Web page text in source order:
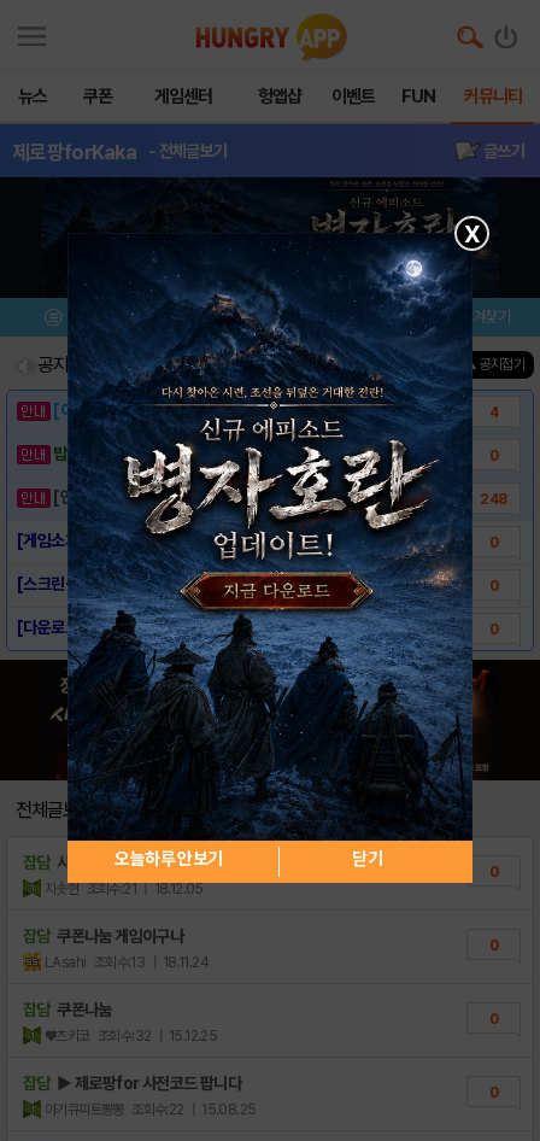
뉴스 쿠폰 게임센터 헝앱샵 이벤트 FUN 커뮤니티
제로팡forKaka - 전체글보기 글쓰기
메뉴 이벤트/미션 설치/평가 즐겨찾기
공지사항 진행중인 이벤트 0건 ▲ 공지접기
[이벤트] 웃음으로 매일매일 해피! 유머 게시.. 4
밥알이의 헝앱통신 ⑲ “밥알이, 드디어 멀티를.. 0
[안내] 헝그리앱 필수 상식! 밥알 획득 안내.. 248
[게임소개] - 제로팡 for Kakao 0
[스크린샷] - 제로팡 for Kakao 0
[다운로드링크] - 제로팡 for Kakao 0
전체글보기
잡담 사코나눔~
지솟현 조회수:21 | 18.12.05
0
잡담 쿠폰나눔 게임이구나
LAsahi 조회수:13 | 18.11.24
0
잡담 쿠폰나눔
♥츠키코 조회수:32 | 15.12.25
0
잡담 ▶ 제로팡for 사전코드 팝니다
아기큐피트뽕뽕 조회수:22 | 15.08.25
0
X
오늘하루 안보기 닫기